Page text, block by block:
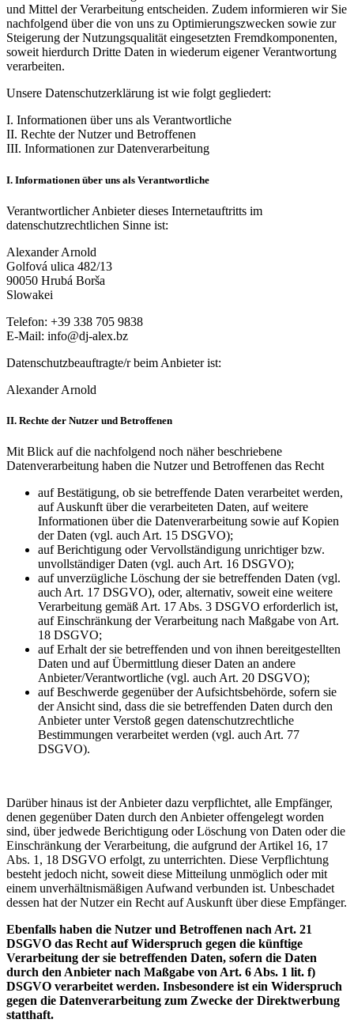
und Mittel der Verarbeitung entscheiden. Zudem informieren wir Sie
nachfolgend über die von uns zu Optimierungszwecken sowie zur
Steigerung der Nutzungsqualität eingesetzten Fremdkomponenten,
soweit hierdurch Dritte Daten in wiederum eigener Verantwortung
verarbeiten.
Unsere Datenschutzerklärung ist wie folgt gegliedert:
I. Informationen über uns als Verantwortliche
II. Rechte der Nutzer und Betroffenen
III. Informationen zur Datenverarbeitung
I. Informationen über uns als Verantwortliche
Verantwortlicher Anbieter dieses Internetauftritts im
datenschutzrechtlichen Sinne ist:
Alexander Arnold
Golfová ulica 482/13
90050 Hrubá Borša
Slowakei
Telefon: +39 338 705 9838
E-Mail: info@dj-alex.bz
Datenschutzbeauftragte/r beim Anbieter ist:
Alexander Arnold
II. Rechte der Nutzer und Betroffenen
Mit Blick auf die nachfolgend noch näher beschriebene
Datenverarbeitung haben die Nutzer und Betroffenen das Recht
auf Bestätigung, ob sie betreffende Daten verarbeitet werden,
auf Auskunft über die verarbeiteten Daten, auf weitere
Informationen über die Datenverarbeitung sowie auf Kopien
der Daten (vgl. auch Art. 15 DSGVO);
auf Berichtigung oder Vervollständigung unrichtiger bzw.
unvollständiger Daten (vgl. auch Art. 16 DSGVO);
auf unverzügliche Löschung der sie betreffenden Daten (vgl.
auch Art. 17 DSGVO), oder, alternativ, soweit eine weitere
Verarbeitung gemäß Art. 17 Abs. 3 DSGVO erforderlich ist,
auf Einschränkung der Verarbeitung nach Maßgabe von Art.
18 DSGVO;
auf Erhalt der sie betreffenden und von ihnen bereitgestellten
Daten und auf Übermittlung dieser Daten an andere
Anbieter/Verantwortliche (vgl. auch Art. 20 DSGVO);
auf Beschwerde gegenüber der Aufsichtsbehörde, sofern sie
der Ansicht sind, dass die sie betreffenden Daten durch den
Anbieter unter Verstoß gegen datenschutzrechtliche
Bestimmungen verarbeitet werden (vgl. auch Art. 77
DSGVO).
Darüber hinaus ist der Anbieter dazu verpflichtet, alle Empfänger,
denen gegenüber Daten durch den Anbieter offengelegt worden
sind, über jedwede Berichtigung oder Löschung von Daten oder die
Einschränkung der Verarbeitung, die aufgrund der Artikel 16, 17
Abs. 1, 18 DSGVO erfolgt, zu unterrichten. Diese Verpflichtung
besteht jedoch nicht, soweit diese Mitteilung unmöglich oder mit
einem unverhältnismäßigen Aufwand verbunden ist. Unbeschadet
dessen hat der Nutzer ein Recht auf Auskunft über diese Empfänger.
Ebenfalls haben die Nutzer und Betroffenen nach Art. 21
DSGVO das Recht auf Widerspruch gegen die künftige
Verarbeitung der sie betreffenden Daten, sofern die Daten
durch den Anbieter nach Maßgabe von Art. 6 Abs. 1 lit. f)
DSGVO verarbeitet werden. Insbesondere ist ein Widerspruch
gegen die Datenverarbeitung zum Zwecke der Direktwerbung
statthaft.